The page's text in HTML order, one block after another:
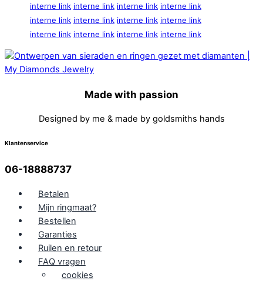
interne link interne link interne link interne link
interne link interne link interne link interne link
interne link interne link interne link interne link
Made with passion
Designed by me & made by goldsmiths hands
Klantenservice
06-18888737
Betalen
Mijn ringmaat?
Bestellen
Garanties
Ruilen en retour
FAQ vragen
cookies